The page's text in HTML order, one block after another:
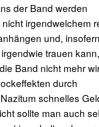
der Band werden
irgendwelchem
und,
trauen kann,
Band nicht mehr
durch
schnelles
sollte man auch